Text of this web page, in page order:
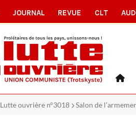
JOURNAL REVUE CLT
Lutte ouvrière n°3018 Salon de